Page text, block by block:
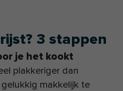
3 stappen
je het kookt
plakkeriger dan
makkelijk te